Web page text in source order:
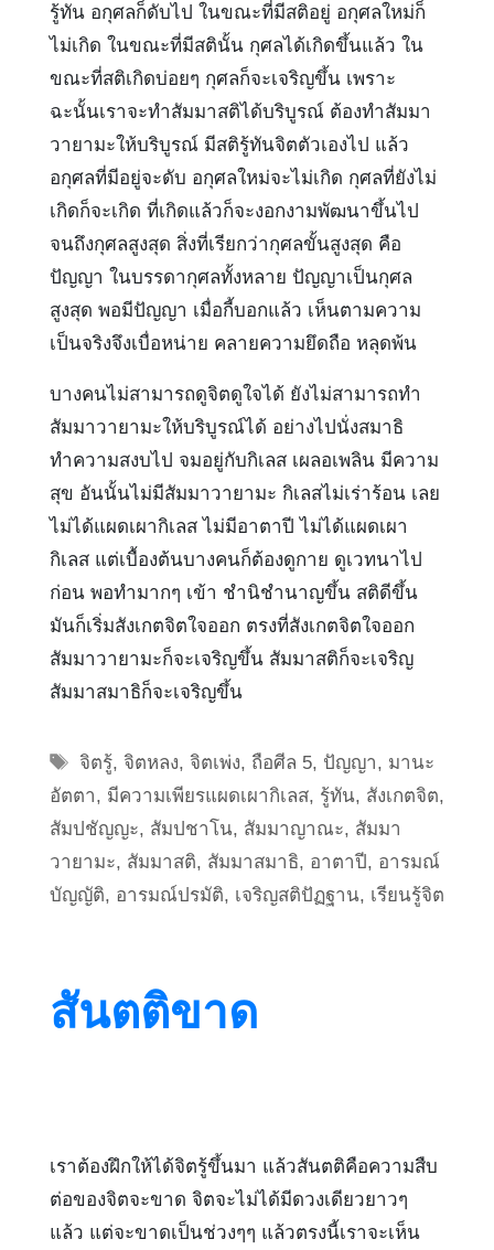
รู้ทัน อกุศลก็ดับไป ในขณะที่มีสติอยู่ อกุศลใหม่ก็
ไม่เกิด ในขณะที่มีสตินั้น กุศลได้เกิดขึ้นแล้ว ใน
ขณะที่สติเกิดบ่อยๆ กุศลก็จะเจริญขึ้น เพราะ
ฉะนั้นเราจะทำสัมมาสติได้บริบูรณ์ ต้องทำสัมมา
วายามะให้บริบูรณ์ มีสติรู้ทันจิตตัวเองไป แล้ว
อกุศลที่มีอยู่จะดับ อกุศลใหม่จะไม่เกิด กุศลที่ยังไม่
เกิดก็จะเกิด ที่เกิดแล้วก็จะงอกงามพัฒนาขึ้นไป
จนถึงกุศลสูงสุด สิ่งที่เรียกว่ากุศลขั้นสูงสุด คือ
ปัญญา ในบรรดากุศลทั้งหลาย ปัญญาเป็นกุศล
สูงสุด พอมีปัญญา เมื่อกี้บอกแล้ว เห็นตามความ
เป็นจริงจึงเบื่อหน่าย คลายความยึดถือ หลุดพ้น
บางคนไม่สามารถดูจิตดูใจได้ ยังไม่สามารถทำ
สัมมาวายามะให้บริบูรณ์ได้ อย่างไปนั่งสมาธิ
ทำความสงบไป จมอยู่กับกิเลส เผลอเพลิน มีความ
สุข อันนั้นไม่มีสัมมาวายามะ กิเลสไม่เร่าร้อน เลย
ไม่ได้แผดเผากิเลส ไม่มีอาตาปี ไม่ได้แผดเผา
กิเลส แต่เบื้องต้นบางคนก็ต้องดูกาย ดูเวทนาไป
ก่อน พอทำมากๆ เข้า ชำนิชำนาญขึ้น สติดีขึ้น
มันก็เริ่มสังเกตจิตใจออก ตรงที่สังเกตจิตใจออก
สัมมาวายามะก็จะเจริญขึ้น สัมมาสติก็จะเจริญ
สัมมาสมาธิก็จะเจริญขึ้น
Tags
จิตรู้, จิตหลง, จิตเพ่ง, ถือศีล 5, ปัญญา, มานะ
อัตตา, มีความเพียรแผดเผากิเลส, รู้ทัน, สังเกตจิต,
สัมปชัญญะ, สัมปชาโน, สัมมาญาณะ, สัมมา
วายามะ, สัมมาสติ, สัมมาสมาธิ, อาตาปี , อารมณ์
บัญญัติ, อารมณ์ปรมัติ, เจริญสติปัฏฐาน, เรียนรู้จิต
สันตติขาด
เราต้องฝึกให้ได้จิตรู้ขึ้นมา แล้วสันตติคือความสืบ
ต่อของจิตจะขาด จิตจะไม่ได้มีดวงเดียวยาวๆ
แล้ว แต่จะขาดเป็นช่วงๆๆ แล้วตรงนี้เราจะเห็น